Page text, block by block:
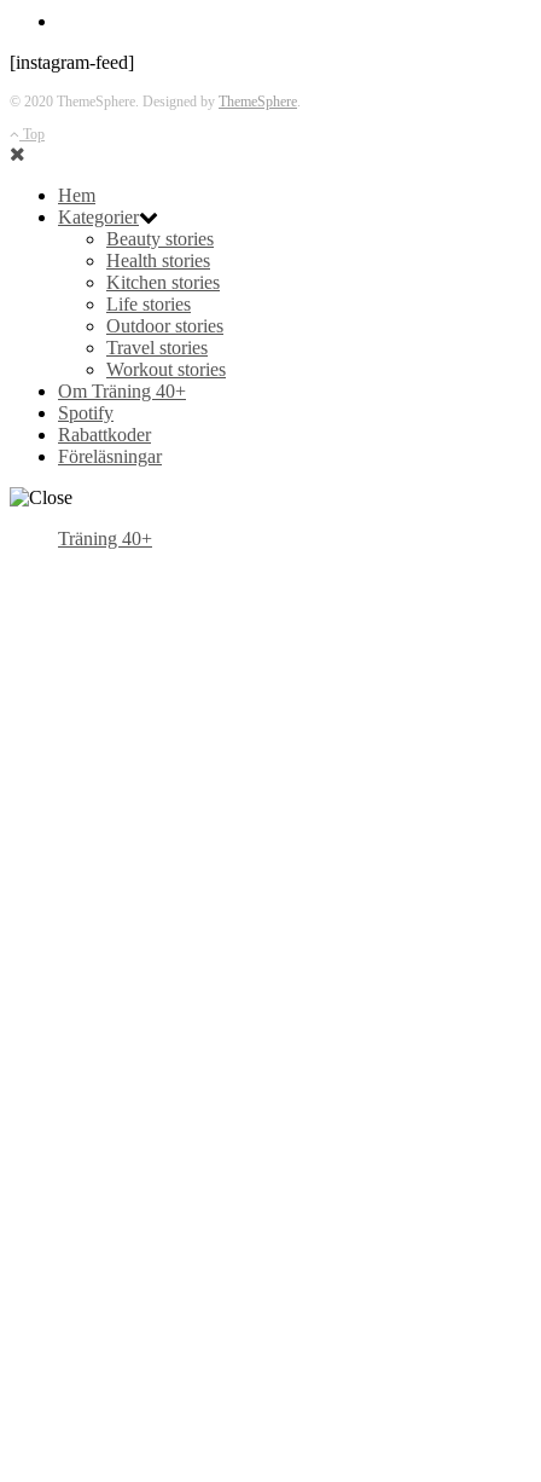
[instagram-feed]
© 2020 ThemeSphere. Designed by ThemeSphere.
Top
Hem
Kategorier
Beauty stories
Health stories
Kitchen stories
Life stories
Outdoor stories
Travel stories
Workout stories
Om Träning 40+
Spotify
Rabattkoder
Föreläsningar
Träning 40+